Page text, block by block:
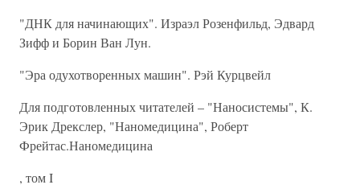
"ДНК для начинающих". Израэл Розенфильд, Эдвард
Зифф и Борин Ван Лун.
"Эра одухотворенных машин". Рэй Курцвейл
Для подготовленных читателей – "Наносистемы", К.
Эрик Дрекслер, "Наномедицина", Роберт
Фрейтас.Наномедицина
, том I